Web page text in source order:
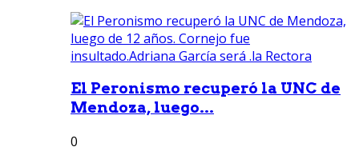
El Peronismo recuperó la UNC de
Mendoza, luego...
0